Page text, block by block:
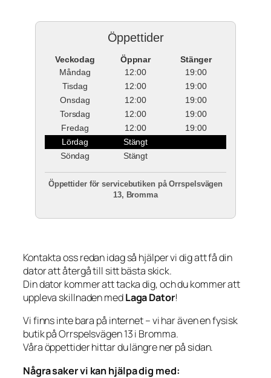
Öppettider
Veckodag Öppnar
Stänger
Måndag
12:00
19:00
Tisdag
12:00
19:00
Onsdag
12:00
19:00
Torsdag
12:00
19:00
Fredag
12:00
19:00
Lördag
Stängt
Söndag
Stängt
Öppettider för servicebutiken på Orrspelsvägen
13, Bromma
Kontakta oss redan idag så hjälper vi dig att få din
dator att återgå till sitt bästa skick.
Din dator kommer att tacka dig, och du kommer att
uppleva skillnaden medLaga Dator!
Vi finns inte bara på internet – vi har även en fysisk
butik på Orrspelsvägen 13 i Bromma.
Våra öppettider hittar du längre ner på sidan.
Några saker vi kan hjälpa dig med: